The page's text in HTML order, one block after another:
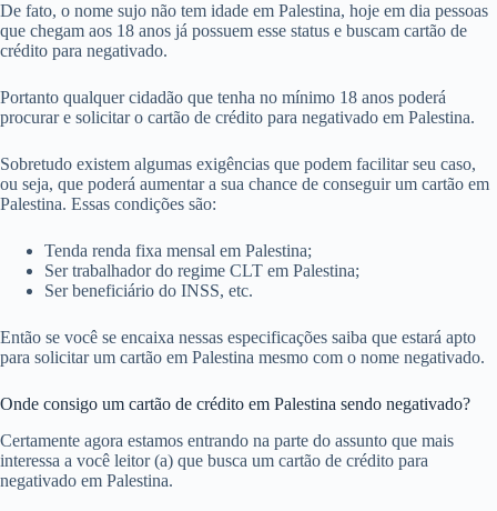
De fato, o nome sujo não tem idade em Palestina, hoje em dia pessoas
que chegam aos 18 anos já possuem esse status e buscam cartão de
crédito para negativado.
Portanto qualquer cidadão que tenha no mínimo 18 anos poderá
procurar e solicitar o cartão de crédito para negativado em Palestina.
Sobretudo existem algumas exigências que podem facilitar seu caso,
ou seja, que poderá aumentar a sua chance de conseguir um cartão em
Palestina. Essas condições são:
Tenda renda fixa mensal em Palestina;
Ser trabalhador do regime CLT em Palestina;
Ser beneficiário do INSS, etc.
Então se você se encaixa nessas especificações saiba que estará apto
para solicitar um cartão em Palestina mesmo com o nome negativado.
Onde consigo um cartão de crédito em Palestina sendo negativado?
Certamente agora estamos entrando na parte do assunto que mais
interessa a você leitor (a) que busca um cartão de crédito para
negativado em Palestina.